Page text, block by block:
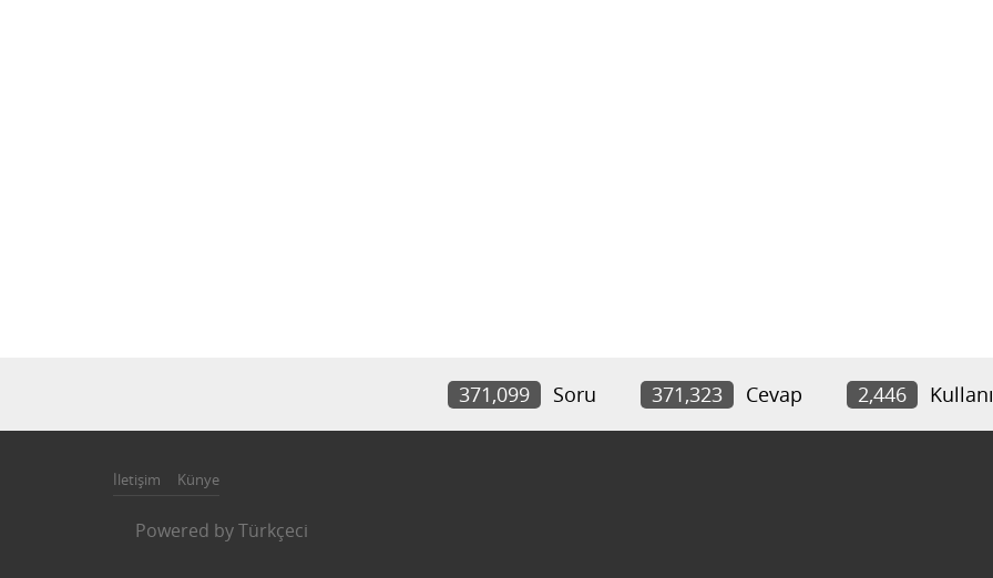
371,099 Soru 371,323 Cevap 2,446
İletişim Künye
Powered byTürkçeci